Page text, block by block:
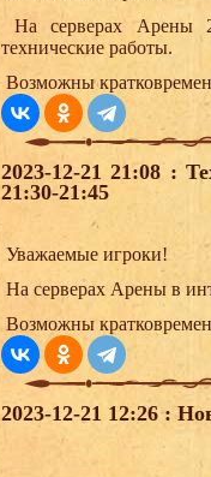
На серверах Арены
технические работы.
Возможны
2023-12-21 21:08 :
21:30-21:45
Уважаемые игроки!
На серверах Арены в
Возможны
2023-12-21 12:26 :